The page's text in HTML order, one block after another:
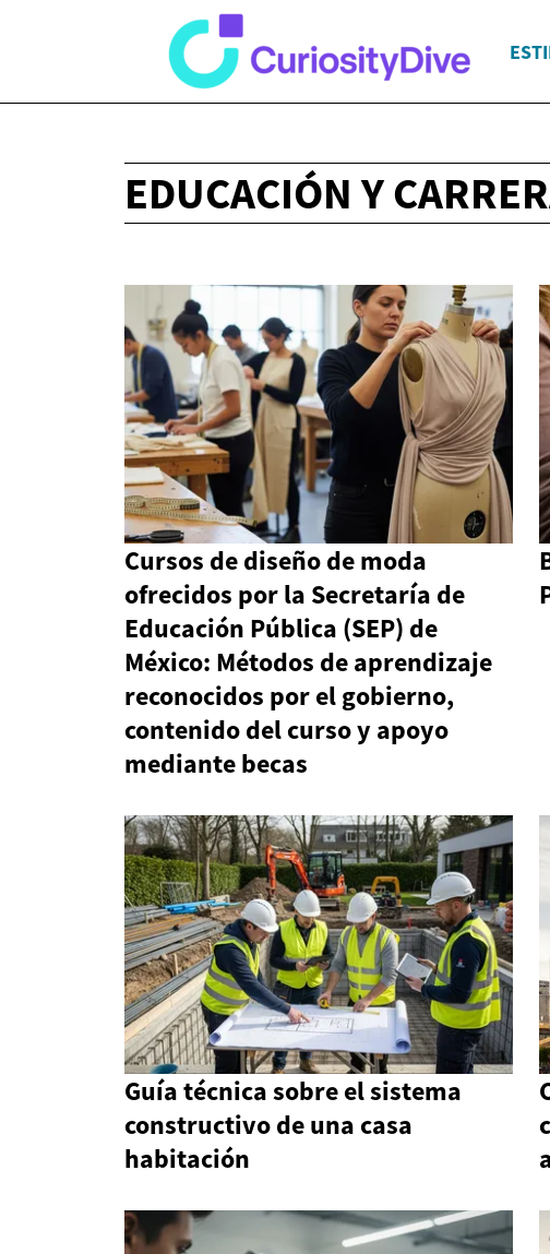
EDUCACIÓN Y
Cursos de diseño de moda
ofrecidos por la Secretaría de
Educación Pública (SEP) de
México: Métodos de aprendizaje
reconocidos por el gobierno,
contenido del curso y apoyo
mediante becas
Guía técnica sobre el sistema
constructivo de una casa
habitación